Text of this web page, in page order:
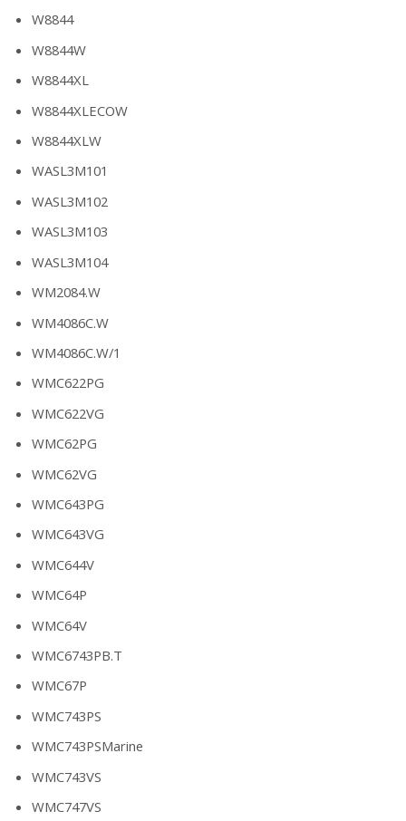
W8844
W8844W
W8844XL
W8844XLECOW
W8844XLW
WASL3M101
WASL3M102
WASL3M103
WASL3M104
WM2084.W
WM4086C.W
WM4086C.W/1
WMC622PG
WMC622VG
WMC62PG
WMC62VG
WMC643PG
WMC643VG
WMC644V
WMC64P
WMC64V
WMC6743PB.T
WMC67P
WMC743PS
WMC743PSMarine
WMC743VS
WMC747VS